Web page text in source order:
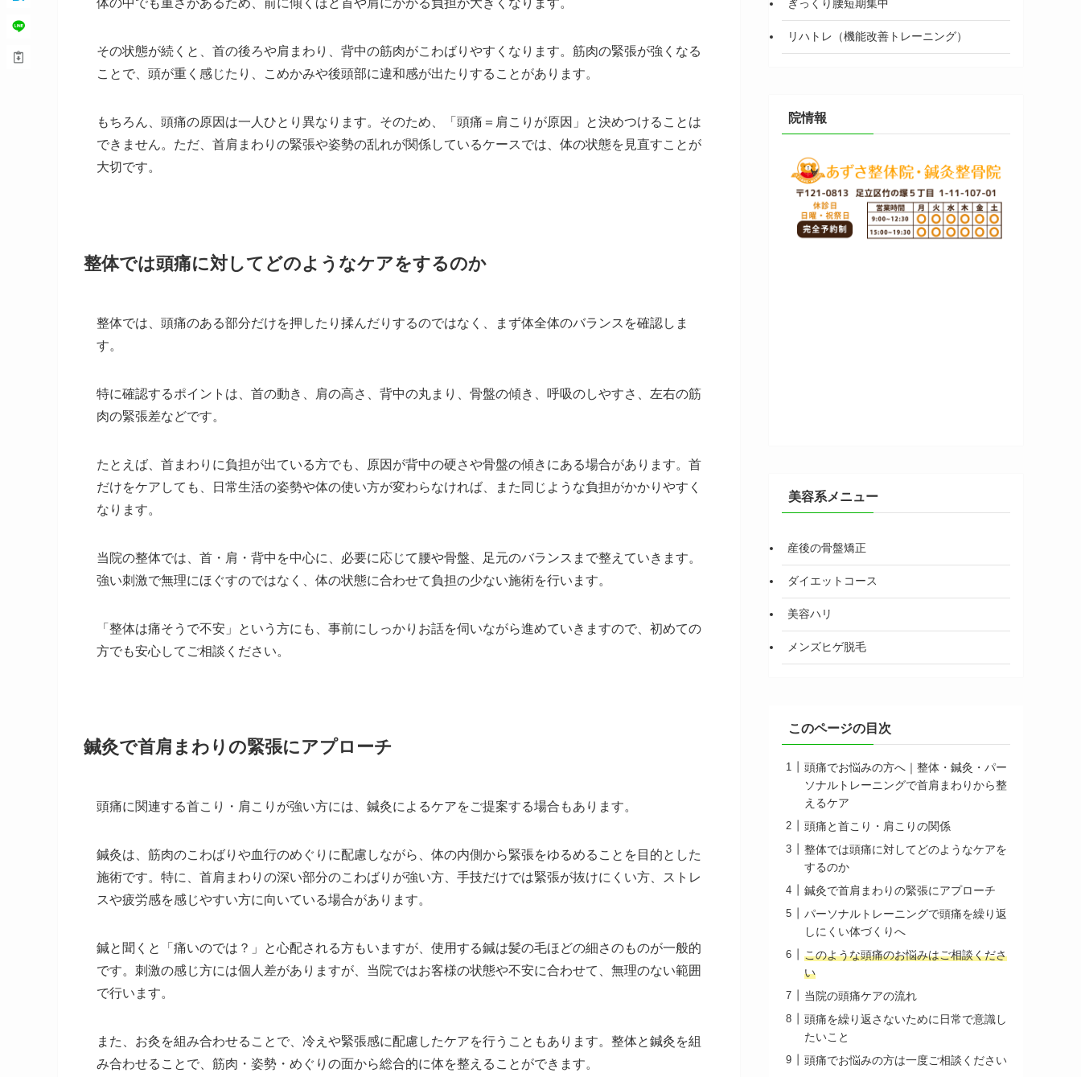
体の中でも重さがあるため、前に傾くほど首や肩にかかる負担が大きくなります。
その状態が続くと、首の後ろや肩まわり、背中の筋肉がこわばりやすくなります。筋肉の緊張が強くなる
ことで、頭が重く感じたり、こめかみや後頭部に違和感が出たりすることがあります。
もちろん、頭痛の原因は一人ひとり異なります。そのため、「頭痛＝肩こりが原因」と決めつけることは
できません。ただ、首肩まわりの緊張や姿勢の乱れが関係しているケースでは、体の状態を見直すことが
大切です。
整体では頭痛に対してどのようなケアをするのか
整体では、頭痛のある部分だけを押したり揉んだりするのではなく、まず体全体のバランスを確認しま
す。
特に確認するポイントは、首の動き、肩の高さ、背中の丸まり、骨盤の傾き、呼吸のしやすさ、左右の筋
肉の緊張差などです。
たとえば、首まわりに負担が出ている方でも、原因が背中の硬さや骨盤の傾きにある場合があります。首
だけをケアしても、日常生活の姿勢や体の使い方が変わらなければ、また同じような負担がかかりやすく
なります。
当院の整体では、首・肩・背中を中心に、必要に応じて腰や骨盤、足元のバランスまで整えていきます。
強い刺激で無理にほぐすのではなく、体の状態に合わせて負担の少ない施術を行います。
「整体は痛そうで不安」という方にも、事前にしっかりお話を伺いながら進めていきますので、初めての
方でも安心してご相談ください。
鍼灸で首肩まわりの緊張にアプローチ
頭痛に関連する首こり・肩こりが強い方には、鍼灸によるケアをご提案する場合もあります。
鍼灸は、筋肉のこわばりや血行のめぐりに配慮しながら、体の内側から緊張をゆるめることを目的とした
施術です。特に、首肩まわりの深い部分のこわばりが強い方、手技だけでは緊張が抜けにくい方、ストレ
スや疲労感を感じやすい方に向いている場合があります。
鍼と聞くと「痛いのでは？」と心配される方もいますが、使用する鍼は髪の毛ほどの細さのものが一般的
です。刺激の感じ方には個人差がありますが、当院ではお客様の状態や不安に合わせて、無理のない範囲
で行います。
また、お灸を組み合わせることで、冷えや緊張感に配慮したケアを行うこともあります。整体と鍼灸を組
み合わせることで、筋肉・姿勢・めぐりの面から総合的に体を整えることができます。
ぎっくり腰短期集中
リハトレ（機能改善トレーニング）
院情報
美容系メニュー
産後の骨盤矯正
ダイエットコース
美容ハリ
メンズヒゲ脱毛
このページの目次
頭痛でお悩みの方へ｜整体・鍼灸・パー
ソナルトレーニングで首肩まわりから整
えるケア
頭痛と首こり・肩こりの関係
整体では頭痛に対してどのようなケアを
するのか
鍼灸で首肩まわりの緊張にアプローチ
パーソナルトレーニングで頭痛を繰り返
しにくい体づくりへ
このような頭痛のお悩みはご相談くださ
い
当院の頭痛ケアの流れ
頭痛を繰り返さないために日常で意識し
たいこと
頭痛でお悩みの方は一度ご相談ください